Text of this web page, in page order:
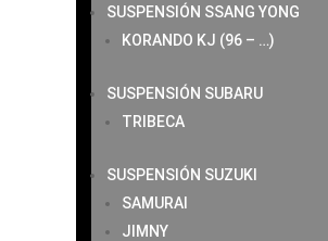
SUSPENSIÓN SSANG YONG
KORANDO KJ (96 – …)
SUSPENSIÓN SUBARU
TRIBECA
SUSPENSIÓN SUZUKI
SAMURAI
JIMNY